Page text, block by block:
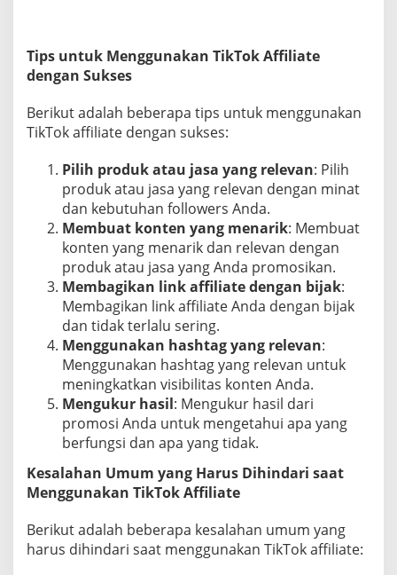
Tips untuk Menggunakan TikTok Affiliate
dengan Sukses
Berikut adalah beberapa tips untuk menggunakan
TikTok affiliate dengan sukses:
Pilih produk atau jasa yang relevan: Pilih
produk atau jasa yang relevan dengan minat
dan kebutuhan followers Anda.
Membuat konten yang menarik: Membuat
konten yang menarik dan relevan dengan
produk atau jasa yang Anda promosikan.
Membagikan link affiliate dengan bijak:
Membagikan link affiliate Anda dengan bijak
dan tidak terlalu sering.
Menggunakan hashtag yang relevan:
Menggunakan hashtag yang relevan untuk
meningkatkan visibilitas konten Anda.
Mengukur hasil: Mengukur hasil dari
promosi Anda untuk mengetahui apa yang
berfungsi dan apa yang tidak.
Kesalahan Umum yang Harus Dihindari saat
Menggunakan TikTok Affiliate
Berikut adalah beberapa kesalahan umum yang
harus dihindari saat menggunakan TikTok affiliate: